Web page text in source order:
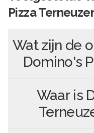
Pizza
Wat zijn de
Domino's
Waar is